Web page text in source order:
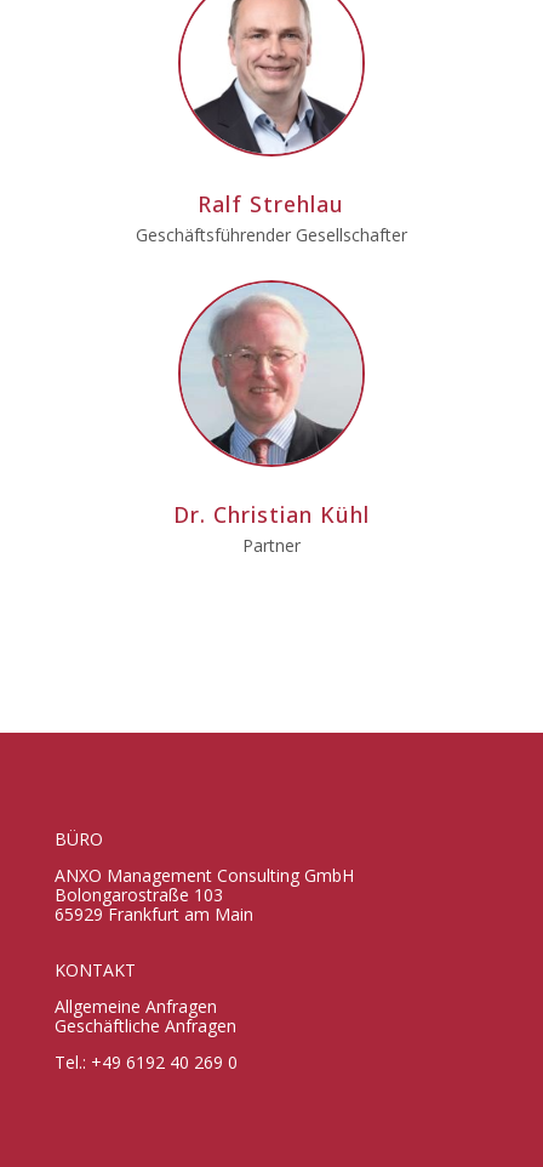
Ralf Strehlau
Geschäftsführender Gesellschafter
Dr. Christian Kühl
Partner
BÜRO
ANXO Management Consulting GmbH
Bolongarostraße 103
65929 Frankfurt am Main
KONTAKT
Allgemeine Anfragen
Geschäftliche Anfragen
Tel.: +49 6192 40 269 0